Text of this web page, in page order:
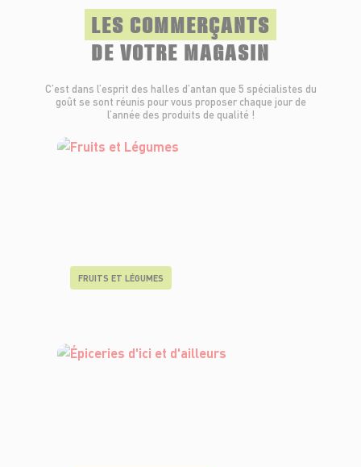
LES COMMERÇANTS
DE VOTRE MAGASIN
C’est dans l’esprit des halles d’antan que 5 spécialistes du
goût se sont réunis pour vous proposer chaque jour de
l’année des produits de qualité !
FRUITS ET LÉGUMES